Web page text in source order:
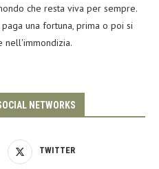
che resta viva per sempre.
una fortuna, prima o poi si
nell'immondizia.
NETWORKS
TWITTER